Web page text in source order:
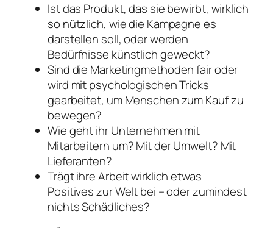
Ist das Produkt, das sie bewirbt, wirklich
so nützlich, wie die Kampagne es
darstellen soll, oder werden
Bedürfnisse künstlich geweckt?
Sind die Marketingmethoden fair oder
wird mit psychologischen Tricks
gearbeitet, um Menschen zum Kauf zu
bewegen?
Wie geht ihr Unternehmen mit
Mitarbeitern um? Mit der Umwelt? Mit
Lieferanten?
Trägt ihre Arbeit wirklich etwas
Positives zur Welt bei – oder zumindest
nichts Schädliches?